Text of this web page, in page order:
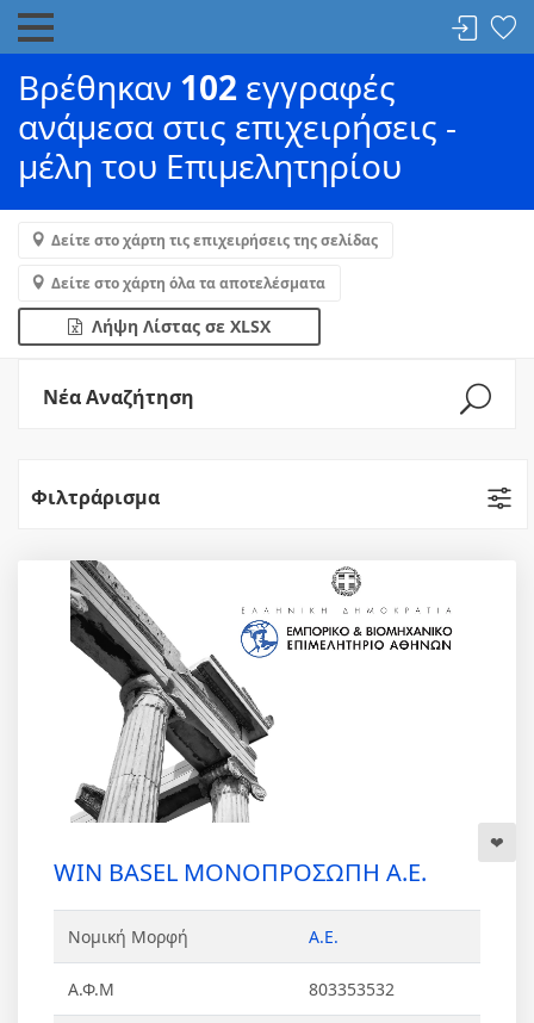
Βρέθηκαν 102 εγγραφές
ανάμεσα στις επιχειρήσεις -
μέλη του Επιμελητηρίου
Δείτε στο χάρτη τις επιχειρήσεις της σελίδας
Δείτε στο χάρτη όλα τα αποτελέσματα
Λήψη Λίστας σε XLSX
Νέα Αναζήτηση
Φιλτράρισμα
WIN BASEL ΜΟΝΟΠΡΟΣΩΠΗ Α.Ε.
Νομική Μορφή Α.Ε.
Α.Φ.Μ 803353532